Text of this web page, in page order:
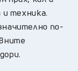
и техника.
по-